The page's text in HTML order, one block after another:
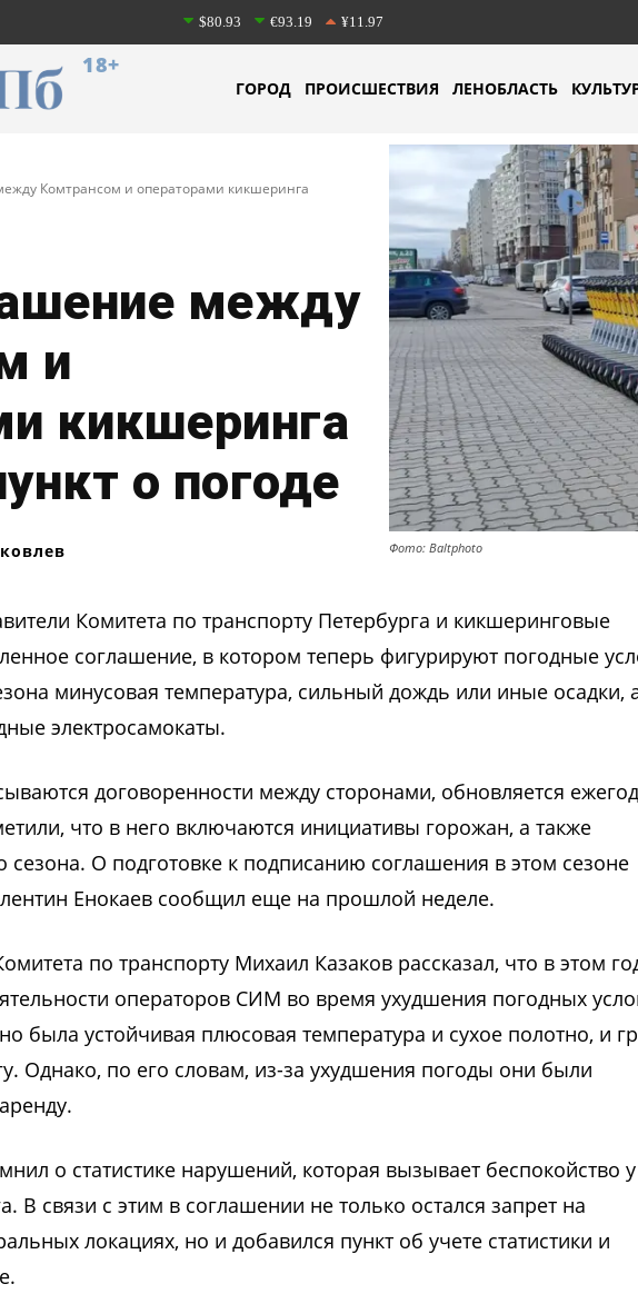
$80.93 €93.19 ¥11.97
18+
ГОРОД ПРОИСШЕСТВИЯ ЛЕНОБЛАСТЬ
Комтрансом и операторами кикшеринга
между
и
кикшеринга
о погоде
Фото: Baltphoto
Комитета по транспорту Петербурга и кикшеринговые
соглашение, в котором теперь фигурируют погодные
минусовая температура, сильный дождь или иные осадки,
электросамокаты.
договоренности между сторонами, обновляется
что в него включаются инициативы горожан, а также
О подготовке к подписанию соглашения в этом сезоне
Енокаев сообщил еще на прошлой неделе.
по транспорту Михаил Казаков рассказал, что в этом
операторов СИМ во время ухудшения погодных
была устойчивая плюсовая температура и сухое полотно, и
Однако, по его словам, из-за ухудшения погоды они были
о статистике нарушений, которая вызывает беспокойство у
В связи с этим в соглашении не только остался запрет на
локациях, но и добавился пункт об учете статистики и